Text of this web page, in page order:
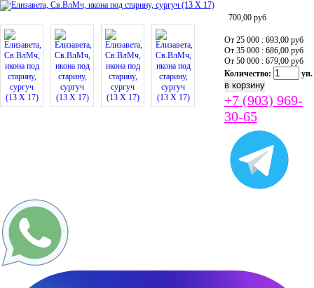
700,00 руб
От 25 000 : 693,00 руб
От 35 000 : 686,00 руб
От 50 000 : 679,00 руб
Количество:
уп.
+7 (903) 969-
30-65